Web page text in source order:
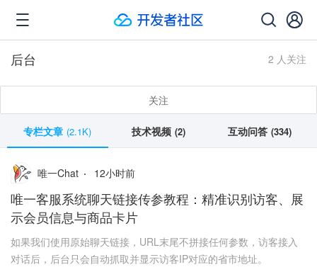
2 人关注
后台
关注
专栏文章 (2.1K) 技术视频 (2) 互动问答 (334)
唯一Chat 12小时前
唯一客服系统聊天链接传参教程：精准识别访客、展
示会员信息与商品卡片
如果我们使用原始聊天链接，URL末尾不拼接任何参数，访客接入
对话后，后台只会自动抓取并显示访客IP对应的省市地址。